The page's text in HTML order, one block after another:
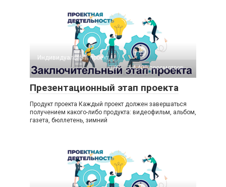
Индивидуальный проект
0
4 400 просмотров
Презентационный этап проекта
Продукт проекта Каждый проект должен завершаться
получением какого-либо продукта: видеофильм, альбом,
газета, бюллетень, зимний